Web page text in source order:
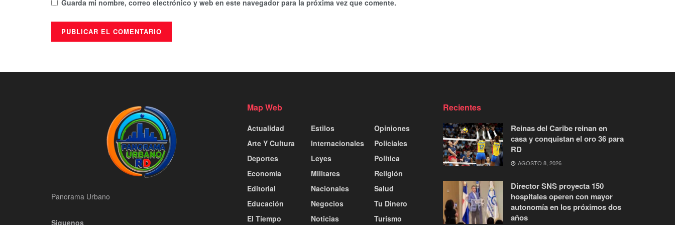
Guarda mi nombre, correo electrónico y web en este navegador para la próxima vez que comente.
Panorama Urbano
Siguenos
Map Web
Actualidad
Arte Y Cultura
Deportes
Economía
Editorial
Educación
El Tiempo
Estilos
Internacionales
Leyes
Militares
Nacionales
Negocios
Noticias
Opiniones
Policiales
Politica
Religión
Salud
Tu Dinero
Turismo
Recientes
Reinas del Caribe reinan en
casa y conquistan el oro 36 para
RD
AGOSTO 8, 2026
Director SNS proyecta 150
hospitales operen con mayor
autonomía en los próximos dos
años